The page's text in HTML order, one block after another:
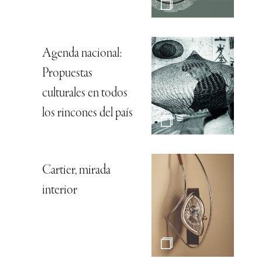
Agenda nacional:
Propuestas
culturales en todos
los rincones del país
Cartier, mirada
interior